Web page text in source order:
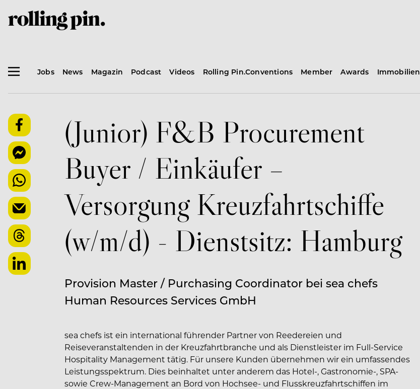
Jobs News Magazin Podcast Videos Rolling Pin.Conventions Member Awards Immobilien
(Junior) F&B Procurement
Buyer / Einkäufer –
Versorgung Kreuzfahrtschiffe
(w/m/d) - Dienstsitz: Hamburg
Provision Master / Purchasing Coordinator bei sea chefs
Human Resources Services GmbH
sea chefs ist ein international führender Partner von Reedereien und
Reiseveranstaltenden in der Kreuzfahrtbranche und als Dienstleister im Full-Service
Hospitality Management tätig. Für unsere Kunden übernehmen wir ein umfassendes
Leistungsspektrum. Dies beinhaltet unter anderem das Hotel-, Gastronomie-, SPA-
sowie Crew-Management an Bord von Hochsee- und Flusskreuzfahrtschiffen im